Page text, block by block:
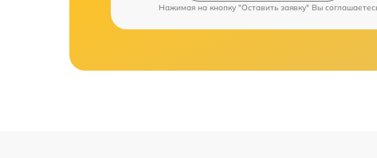
Нажимая на кнопку "Оставить заявку" Вы